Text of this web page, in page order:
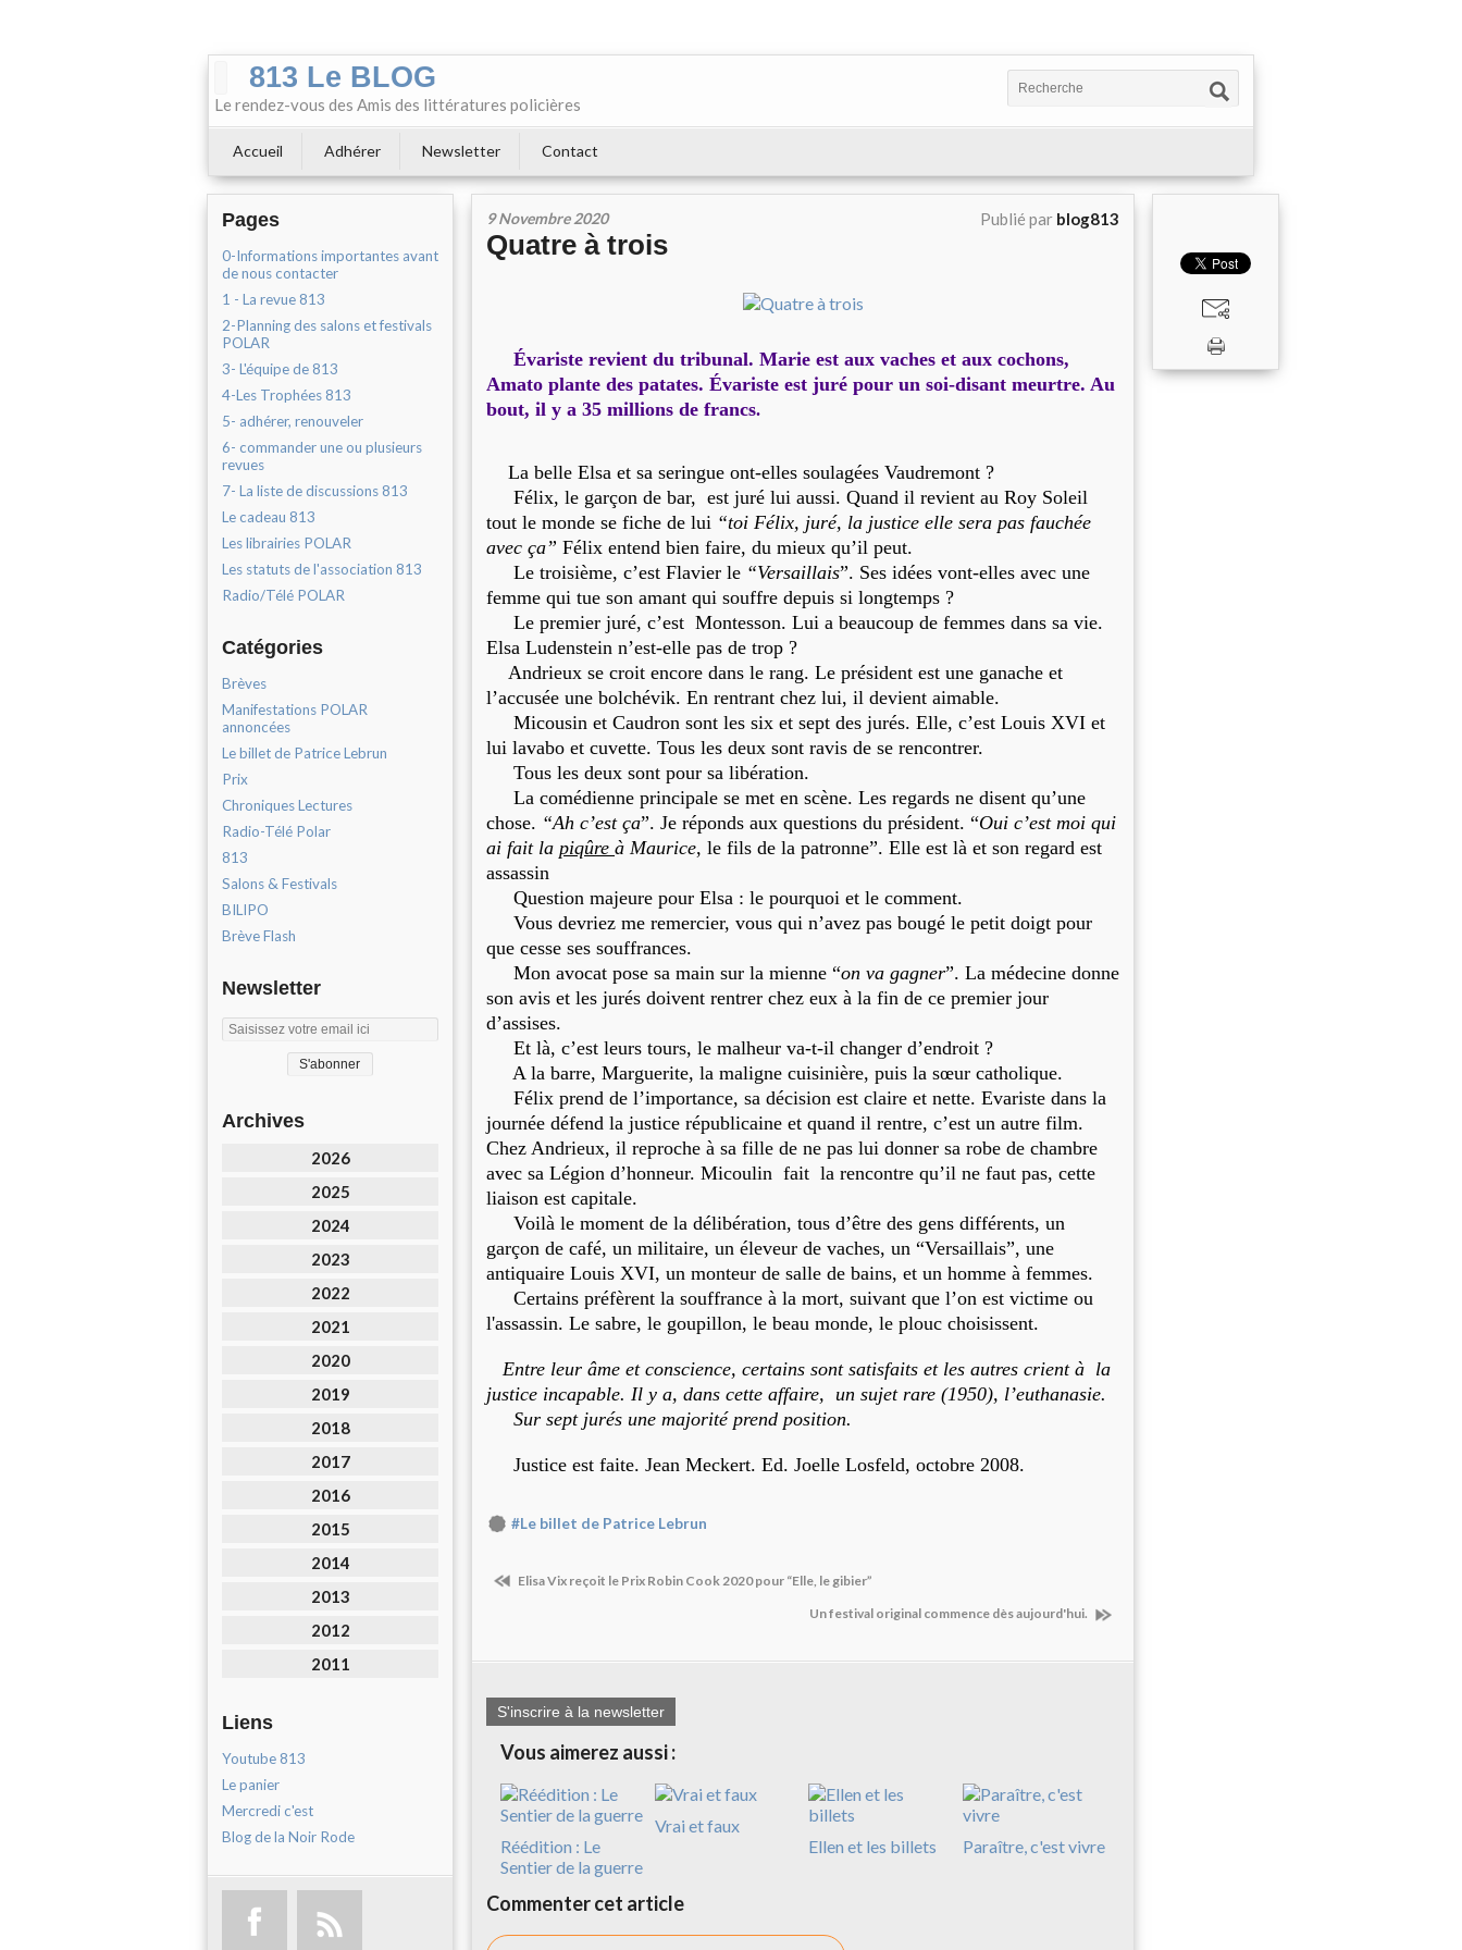
813 Le BLOG
Le rendez-vous des Amis des littératures policières
Accueil Adhérer Newsletter Contact
Pages
0-Informations importantes avant
de nous contacter
1 - La revue 813
2-Planning des salons et festivals
POLAR
3- L'équipe de 813
4-Les Trophées 813
5- adhérer, renouveler
6- commander une ou plusieurs
revues
7- La liste de discussions 813
Le cadeau 813
Les librairies POLAR
Les statuts de l'association 813
Radio/Télé POLAR
Catégories
Brèves
Manifestations POLAR
annoncées
Le billet de Patrice Lebrun
Prix
Chroniques Lectures
Radio-Télé Polar
813
Salons & Festivals
BILIPO
Brève Flash
Newsletter
Archives
2026
2025
2024
2023
2022
2021
2020
2019
2018
2017
2016
2015
2014
2013
2012
2011
Liens
Youtube 813
Le panier
Mercredi c'est
Blog de la Noir Rode
9 Novembre 2020 Publié par blog813
Quatre à trois
Évariste revient du tribunal. Marie est aux vaches et aux cochons,
Amato plante des patates. Évariste est juré pour un soi-disant meurtre. Au
bout, il y a 35 millions de francs.
La belle Elsa et sa seringue ont-elles soulagées Vaudremont ?
Félix, le garçon de bar, est juré lui aussi. Quand il revient au Roy Soleil
tout le monde se fiche de lui “toi Félix, juré, la justice elle sera pas fauchée
avec ça” Félix entend bien faire, du mieux qu’il peut.
Le troisième, c’est Flavier le “Versaillais”. Ses idées vont-elles avec une
femme qui tue son amant qui souffre depuis si longtemps ?
Le premier juré, c’est Montesson. Lui a beaucoup de femmes dans sa vie.
Elsa Ludenstein n’est-elle pas de trop ?
Andrieux se croit encore dans le rang. Le président est une ganache et
l’accusée une bolchévik. En rentrant chez lui, il devient aimable.
Micousin et Caudron sont les six et sept des jurés. Elle, c’est Louis XVI et
lui lavabo et cuvette. Tous les deux sont ravis de se rencontrer.
Tous les deux sont pour sa libération.
La comédienne principale se met en scène. Les regards ne disent qu’une
chose. “Ah c’est ça”. Je réponds aux questions du président. “Oui c’est moi qui
ai fait la piqûre à Maurice, le fils de la patronne”. Elle est là et son regard est
assassin
Question majeure pour Elsa : le pourquoi et le comment.
Vous devriez me remercier, vous qui n’avez pas bougé le petit doigt pour
que cesse ses souffrances.
Mon avocat pose sa main sur la mienne “on va gagner”. La médecine donne
son avis et les jurés doivent rentrer chez eux à la fin de ce premier jour
d’assises.
Et là, c’est leurs tours, le malheur va-t-il changer d’endroit ?
A la barre, Marguerite, la maligne cuisinière, puis la sœur catholique.
Félix prend de l’importance, sa décision est claire et nette. Evariste dans la
journée défend la justice républicaine et quand il rentre, c’est un autre film.
Chez Andrieux, il reproche à sa fille de ne pas lui donner sa robe de chambre
avec sa Légion d’honneur. Micoulin fait la rencontre qu’il ne faut pas, cette
liaison est capitale.
Voilà le moment de la délibération, tous d’être des gens différents, un
garçon de café, un militaire, un éleveur de vaches, un “Versaillais”, une
antiquaire Louis XVI, un monteur de salle de bains, et un homme à femmes.
Certains préfèrent la souffrance à la mort, suivant que l’on est victime ou
l'assassin. Le sabre, le goupillon, le beau monde, le plouc choisissent.
Entre leur âme et conscience, certains sont satisfaits et les autres crient à la
justice incapable. Il y a, dans cette affaire, un sujet rare (1950), l’euthanasie.
Sur sept jurés une majorité prend position.
Justice est faite. Jean Meckert. Ed. Joelle Losfeld, octobre 2008.
#Le billet de Patrice Lebrun
Elisa Vix reçoit le Prix Robin Cook 2020 pour “Elle, le gibier”
Un festival original commence dès aujourd'hui.
S'inscrire à la newsletter
Vous aimerez aussi :
Réédition : Le
Sentier de la guerre
Vrai et faux
Ellen et les billets
Paraître, c'est vivre
Commenter cet article